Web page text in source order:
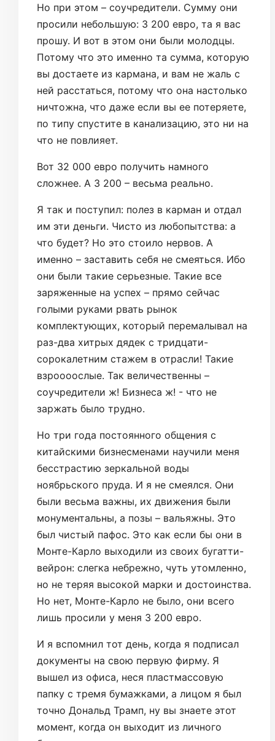
Но при этом – соучредители. Сумму они
просили небольшую: 3 200 евро, та я вас
прошу. И вот в этом они были молодцы.
Потому что это именно та сумма, которую
вы достаете из кармана, и вам не жаль с
ней расстаться, потому что она настолько
ничтожна, что даже если вы ее потеряете,
по типу спустите в канализацию, это ни на
что не повлияет.
Вот 32 000 евро получить намного
сложнее. А 3 200 – весьма реально.
Я так и поступил: полез в карман и отдал
им эти деньги. Чисто из любопытства: а
что будет? Но это стоило нервов. А
именно – заставить себя не смеяться. Ибо
они были такие серьезные. Такие все
заряженные на успех – прямо сейчас
голыми руками рвать рынок
комплектующих, который перемалывал на
раз-два хитрых дядек с тридцати-
сорокалетним стажем в отрасли! Такие
взроооослые. Так величественны –
соучредители ж! Бизнеса ж! - что не
заржать было трудно.
Но три года постоянного общения с
китайскими бизнесменами научили меня
бесстрастию зеркальной воды
ноябрьского пруда. И я не смеялся. Они
были весьма важны, их движения были
монументальны, а позы – вальяжны. Это
был чистый пафос. Это как если бы они в
Монте-Карло выходили из своих бугатти-
вейрон: слегка небрежно, чуть утомленно,
но не теряя высокой марки и достоинства.
Но нет, Монте-Карло не было, они всего
лишь просили у меня 3 200 евро.
И я вспомнил тот день, когда я подписал
документы на свою первую фирму. Я
вышел из офиса, неся пластмассовую
папку с тремя бумажками, а лицом я был
точно Дональд Трамп, ну вы знаете этот
момент, когда он выходит из личного